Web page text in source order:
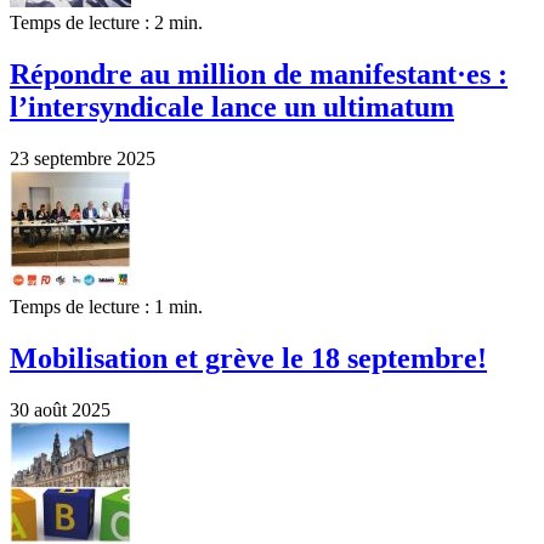
Temps de lecture : 2 min.
Répondre au million de manifestant·es :
l’intersyndicale lance un ultimatum
23 septembre 2025
Temps de lecture : 1 min.
Mobilisation et grève le 18 septembre!
30 août 2025